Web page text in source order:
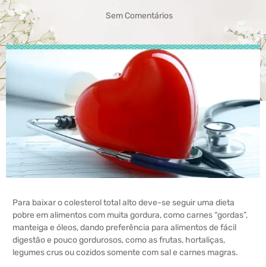
Sem Comentários
Para baixar o colesterol total alto deve-se seguir uma dieta
pobre em alimentos com muita gordura, como carnes “gordas”,
manteiga e óleos, dando preferência para alimentos de fácil
digestão e pouco gordurosos, como as frutas, hortaliças,
legumes crus ou cozidos somente com sal e carnes magras.